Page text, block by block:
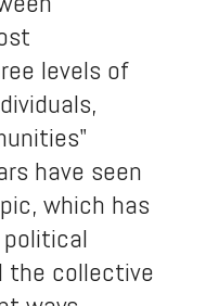
levels of
have seen
which has
the collective